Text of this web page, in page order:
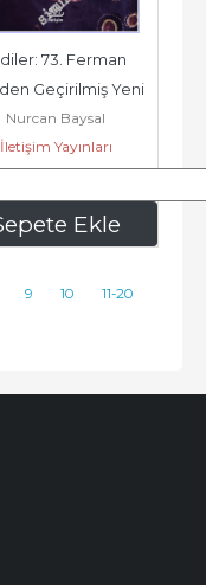
Ekle
73. Ferman
Geçirilmiş Yeni
Basım) -
Nurcan Baysal
İletişim Yayınları
344,35
9 10 11-20